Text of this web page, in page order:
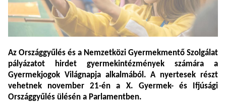
Az Országgyűlés és a Nemzetközi Gyermekmentő Szolgálat
pályázatot hirdet gyermekintézmények számára a
Gyermekjogok Világnapjaalkalmából. A nyertesek részt
vehetnek november 21-én a X. Gyermek- és Ifjúsági
Országgyűlés ülésén a Parlamentben.